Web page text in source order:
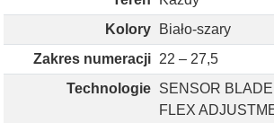
Kolory
Biało-szary
Zakres numeracji
22 – 27,5
Technologie
SENSOR
FLEX